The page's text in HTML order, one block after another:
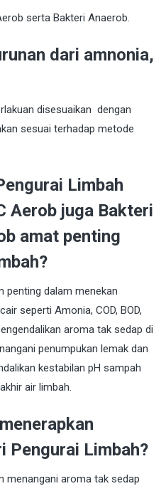
serta Bakteri Anaerob.
dari amnonia,
disesuaikan dengan
sesuai terhadap metode
Limbah
Aerob juga Bakteri
amat penting
penting dalam menekan
seperti Amonia, COD, BOD,
aroma tak sedap di
penumpukan lemak dan
kestabilan pH sampah
air limbah.
Pengurai Limbah?
menangani aroma tak sedap